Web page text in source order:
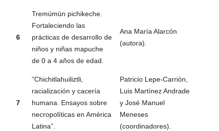
6
Tremümün pichikeche.
Fortaleciendo las
prácticas de desarrollo de
niños y niñas mapuche
de 0 a 4 años de edad.
Ana María Alarcón
(autora).
7
“Chichitlahuiliztli,
racialización y cacería
humana. Ensayos sobre
necropolíticas en América
Latina”.
Patricio Lepe-Carrión,
Luis Martínez Andrade
y José Manuel
Meneses
(coordinadores).